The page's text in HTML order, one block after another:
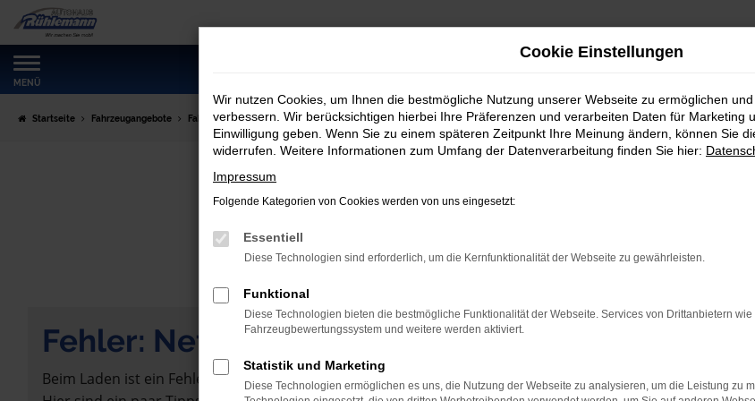
Zum
Hauptinhalt
springen
MENÜ
Startseite Fahrzeugangebote Fahrzeugmarkt
Fahrzeugmarkt
Fehler: Network Error
Beim Laden ist ein Fehler aufgetreten.
Cookie Einstellungen
Wir nutzen Cookies, um Ihnen die bestmögliche Nutzung unserer Webseite zu ermöglichen
verbessern. Wir berücksichtigen hierbei Ihre Präferenzen und verarbeiten Daten für Marketing
Einwilligung geben. Wenn Sie zu einem späteren Zeitpunkt Ihre Meinung ändern, können Sie
widerrufen. Weitere Informationen zum Umfang der Datenverarbeitung finden Sie hier:
Impressum
Folgende Kategorien von Cookies werden von uns eingesetzt:
Essentiell
Diese Technologien sind erforderlich, um die Kernfunktionalität der Webseite zu gewährleisten.
Funktional
Diese Technologien bieten die bestmögliche Funktionalität der Webseite. Services von Drittanbietern
Fahrzeugbewertungssystem und weitere werden aktiviert.
Statistik und Marketing
Diese Technologien ermöglichen es uns, die Nutzung der Webseite zu analysieren, um die Leistung zu